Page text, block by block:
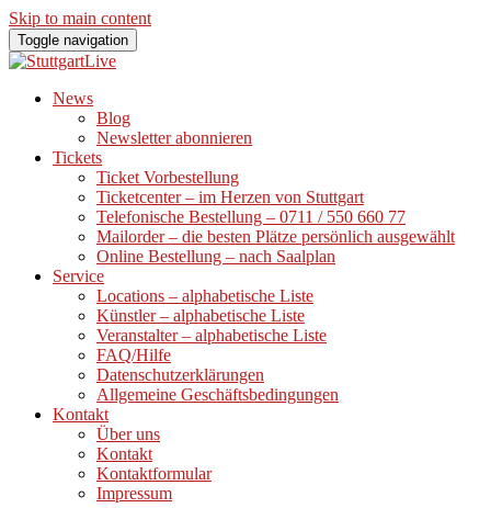
Skip to main content
Toggle navigation
News
Blog
Newsletter abonnieren
Tickets
Ticket Vorbestellung
Ticketcenter – im Herzen von Stuttgart
Telefonische Bestellung – 0711 / 550 660 77
Mailorder – die besten Plätze persönlich ausgewählt
Online Bestellung – nach Saalplan
Service
Locations – alphabetische Liste
Künstler – alphabetische Liste
Veranstalter – alphabetische Liste
FAQ/Hilfe
Datenschutzerklärungen
Allgemeine Geschäftsbedingungen
Kontakt
Über uns
Kontakt
Kontaktformular
Impressum